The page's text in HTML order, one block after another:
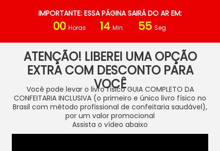
IMPORTANTE: ESSA PÁGINA SAIRÁ DO AR EM:
00 Horas 14 Min. 55 Seg.
ATENÇÃO! LIBEREI UMA OPÇÃO
EXTRA COM DESCONTO PARA
VOCÊ
Você pode levar o livro físico GUIA COMPLETO DA
CONFEITARIA INCLUSIVA (o primeiro e único livro físico no
Brasil com método profissional de confeitaria saudável),
por um valor promocional
Assista o vídeo abaixo